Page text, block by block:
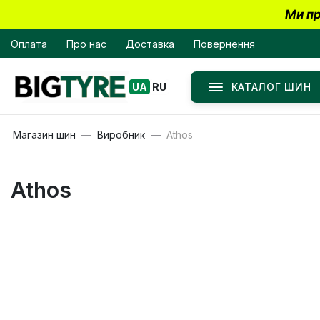
Ми
Оплата Про нас Доставка Повернення
UA RU КАТАЛОГ ШИН
Магазин шин Виробник Athos
Athos